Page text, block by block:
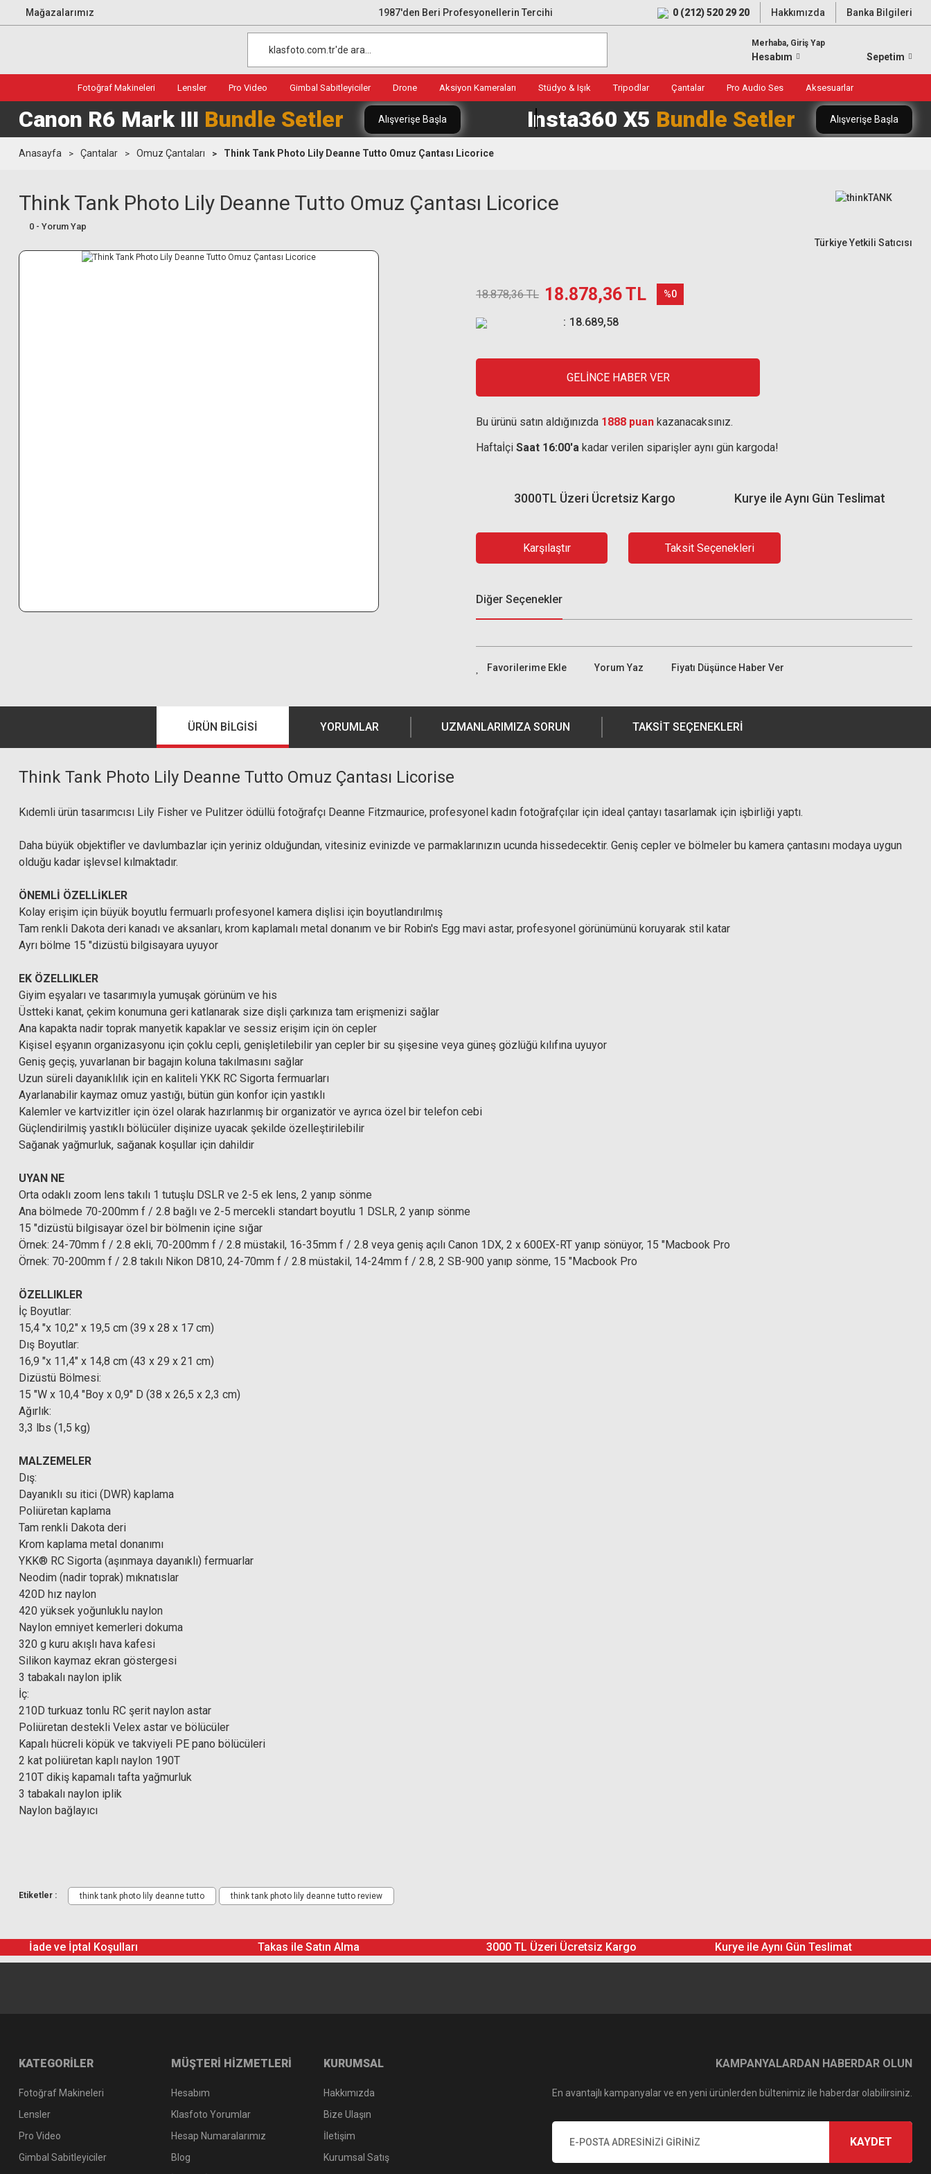
Mağazalarımız 1987'den Beri Profesyonellerin Tercihi 0 (212) 520 29 20 Hakkımızda Banka Bilgileri
Merhaba, Giriş Yap
Hesabım Sepetim
Fotoğraf Makineleri Lensler Pro Video Gimbal Sabitleyiciler Drone Aksiyon Kameraları Stüdyo & Işık Tripodlar Çantalar Pro Audio Ses Aksesuarlar
Canon R6 Mark III Bundle Setler Alışverişe Başla Insta360 X5 Bundle Setler Alışverişe Başla
Anasayfa Çantalar Omuz Çantaları Think Tank Photo Lily Deanne Tutto Omuz Çantası Licorice
Think Tank Photo Lily Deanne Tutto Omuz Çantası Licorice
0 - Yorum Yap
Türkiye Yetkili Satıcısı
18.878,36 TL 18.878,36 TL %0
18.689,58
GELİNCE HABER VER
Bu ürünü satın aldığınızda 1888 puan kazanacaksınız.
Haftaİçi Saat 16:00'a kadar verilen siparişler aynı gün kargoda!
Kurye ile Aynı Gün Teslimat
3000TL Üzeri Ücretsiz Kargo
Karşılaştır Taksit Seçenekleri
Diğer Seçenekler
Yorum Yaz Fiyatı Düşünce Haber Ver
ÜRÜN BILGISI YORUMLAR UZMANLARIMIZA SORUN TAKSIT SEÇENEKLERI
Think Tank Photo Lily Deanne Tutto Omuz Çantası Licorise
Kıdemli ürün tasarımcısı Lily Fisher ve Pulitzer ödüllü fotoğrafçı Deanne Fitzmaurice, profesyonel kadın fotoğrafçılar için ideal çantayı tasarlamak için işbirliği yaptı.
Daha büyük objektifler ve davlumbazlar için yeriniz olduğundan, vitesiniz evinizde ve parmaklarınızın ucunda hissedecektir. Geniş cepler ve bölmeler bu kamera çantasını modaya uygun
olduğu kadar işlevsel kılmaktadır.
ÖNEMLİ ÖZELLİKLER
Kolay erişim için büyük boyutlu fermuarlı profesyonel kamera dişlisi için boyutlandırılmış
Tam renkli Dakota deri kanadı ve aksanları, krom kaplamalı metal donanım ve bir Robin's Egg mavi astar, profesyonel görünümünü koruyarak stil katar
Ayrı bölme 15 "dizüstü bilgisayara uyuyor
EK ÖZELLIKLER
Giyim eşyaları ve tasarımıyla yumuşak görünüm ve his
Üstteki kanat, çekim konumuna geri katlanarak size dişli çarkınıza tam erişmenizi sağlar
Ana kapakta nadir toprak manyetik kapaklar ve sessiz erişim için ön cepler
Kişisel eşyanın organizasyonu için çoklu cepli, genişletilebilir yan cepler bir su şişesine veya güneş gözlüğü kılıfına uyuyor
Geniş geçiş, yuvarlanan bir bagajın koluna takılmasını sağlar
Uzun süreli dayanıklılık için en kaliteli YKK RC Sigorta fermuarları
Ayarlanabilir kaymaz omuz yastığı, bütün gün konfor için yastıklı
Kalemler ve kartvizitler için özel olarak hazırlanmış bir organizatör ve ayrıca özel bir telefon cebi
Güçlendirilmiş yastıklı bölücüler dişinize uyacak şekilde özelleştirilebilir
Sağanak yağmurluk, sağanak koşullar için dahildir
UYAN NE
Orta odaklı zoom lens takılı 1 tutuşlu DSLR ve 2-5 ek lens, 2 yanıp sönme
Ana bölmede 70-200mm f / 2.8 bağlı ve 2-5 mercekli standart boyutlu 1 DSLR, 2 yanıp sönme
15 "dizüstü bilgisayar özel bir bölmenin içine sığar
Örnek: 24-70mm f / 2.8 ekli, 70-200mm f / 2.8 müstakil, 16-35mm f / 2.8 veya geniş açılı Canon 1DX, 2 x 600EX-RT yanıp sönüyor, 15 "Macbook Pro
Örnek: 70-200mm f / 2.8 takılı Nikon D810, 24-70mm f / 2.8 müstakil, 14-24mm f / 2.8, 2 SB-900 yanıp sönme, 15 "Macbook Pro
ÖZELLIKLER
İç Boyutlar:
15,4 "x 10,2" x 19,5 cm (39 x 28 x 17 cm)
Dış Boyutlar:
16,9 "x 11,4" x 14,8 cm (43 x 29 x 21 cm)
Dizüstü Bölmesi:
15 "W x 10,4 "Boy x 0,9" D (38 x 26,5 x 2,3 cm)
Ağırlık:
3,3 lbs (1,5 kg)
MALZEMELER
Dış:
Dayanıklı su itici (DWR) kaplama
Poliüretan kaplama
Tam renkli Dakota deri
Krom kaplama metal donanımı
YKK® RC Sigorta (aşınmaya dayanıklı) fermuarlar
Neodim (nadir toprak) mıknatıslar
420D hız naylon
420 yüksek yoğunluklu naylon
Naylon emniyet kemerleri dokuma
320 g kuru akışlı hava kafesi
Silikon kaymaz ekran göstergesi
3 tabakalı naylon iplik
İç:
210D turkuaz tonlu RC şerit naylon astar
Poliüretan destekli Velex astar ve bölücüler
Kapalı hücreli köpük ve takviyeli PE pano bölücüleri
2 kat poliüretan kaplı naylon 190T
210T dikiş kapamalı tafta yağmurluk
3 tabakalı naylon iplik
Naylon bağlayıcı
Etiketler : think tank photo lily deanne tutto think tank photo lily deanne tutto review
İade ve İptal Koşulları Takas ile Satın Alma 3000 TL Üzeri Ücretsiz Kargo Kurye ile Aynı Gün Teslimat
KATEGORİLER
Fotoğraf Makineleri
Lensler
Pro Video
Gimbal Sabitleyiciler
MÜŞTERİ HİZMETLERİ
Hesabım
Klasfoto Yorumlar
Hesap Numaralarımız
Blog
KURUMSAL
Hakkımızda
Bize Ulaşın
İletişim
Kurumsal Satış
KAMPANYALARDAN HABERDAR OLUN
En avantajlı kampanyalar ve en yeni ürünlerden bültenimiz ile haberdar olabilirsiniz.
KAYDET